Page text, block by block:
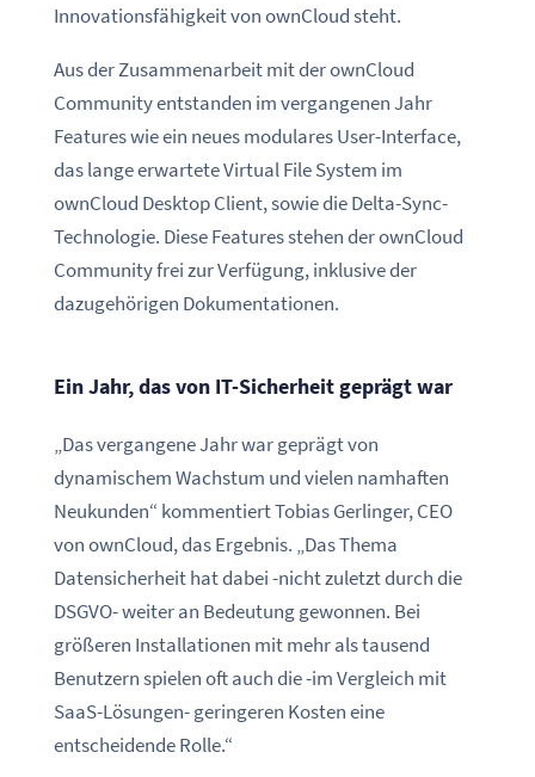
Innovationsfähigkeit von ownCloud steht.
Aus der Zusammenarbeit mit der ownCloud
Community entstanden im vergangenen Jahr
Features wie ein neues modulares User-Interface,
das lange erwartete Virtual File System im
ownCloud Desktop Client, sowie die Delta-Sync-
Technologie. Diese Features stehen der ownCloud
Community frei zur Verfügung, inklusive der
dazugehörigen Dokumentationen.
Ein Jahr, das von IT-Sicherheit geprägt war
„Das vergangene Jahr war geprägt von
dynamischem Wachstum und vielen namhaften
Neukunden“ kommentiert Tobias Gerlinger, CEO
von ownCloud, das Ergebnis. „Das Thema
Datensicherheit hat dabei -nicht zuletzt durch die
DSGVO- weiter an Bedeutung gewonnen. Bei
größeren Installationen mit mehr als tausend
Benutzern spielen oft auch die -im Vergleich mit
SaaS-Lösungen- geringeren Kosten eine
entscheidende Rolle.“